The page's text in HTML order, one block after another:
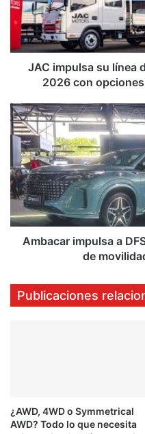
camiones
en
Expomóvil
2026
opciones
y
accesibles
JAC impulsa su línea
2026 con
Ambacar
impulsa
a
DFSK
con
una
oferta
completa
de
movilidad
Rica
Ambacar impulsa a
de
Publicaciones
¿AWD, 4WD o Symmetrical
AWD? Todo lo que necesita